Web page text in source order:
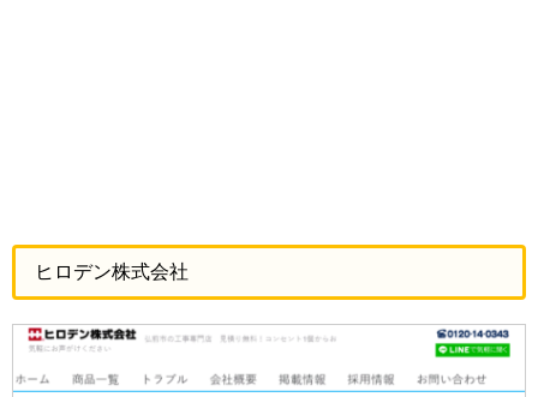
ヒロデン株式会社